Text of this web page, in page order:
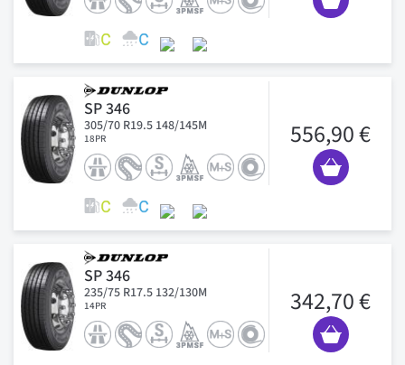
SP 346
305/70 R19.5 148/145M
18PR 556,90 €
SP 346
235/75 R17.5 132/130M
14PR 342,70 €